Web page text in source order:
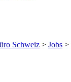
Schweiz > Jobs >